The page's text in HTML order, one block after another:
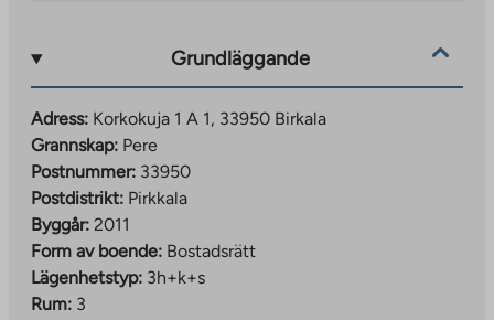
Grundläggande
Adress: Korkokuja 1 A 1, 33950 Birkala
Grannskap: Pere
Postnummer: 33950
Postdistrikt: Pirkkala
Byggår: 2011
Form av boende: Bostadsrätt
Lägenhetstyp: 3h+k+s
Rum: 3